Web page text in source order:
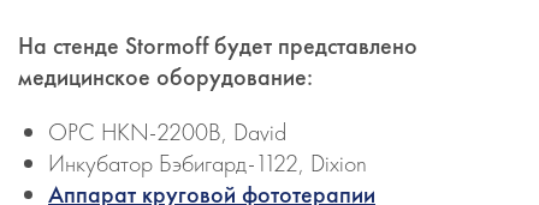
На стенде Stormoff будет представлено
медицинское оборудование:
ОРС HKN-2200B, David
Инкубатор Бэбигард-1122, Dixion
Аппарат круговой фототерапии